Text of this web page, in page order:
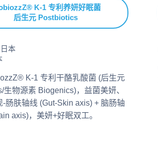
K-1 专利养妍好眠菌
后生元 Postbiotics
本
K-1 专利干酪乳酸菌 (后生元
生物源素 Biogenics)，益菌美妍、
-肠肤轴线 (Gut-Skin axis) + 脑肠轴
axis)，美妍+好眠双工。